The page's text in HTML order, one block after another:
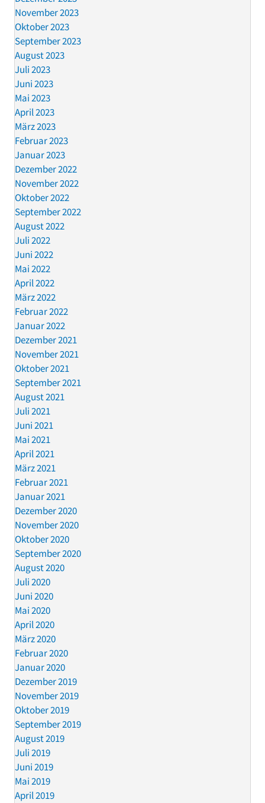
November 2023
Oktober 2023
September 2023
August 2023
Juli 2023
Juni 2023
Mai 2023
April 2023
März 2023
Februar 2023
Januar 2023
Dezember 2022
November 2022
Oktober 2022
September 2022
August 2022
Juli 2022
Juni 2022
Mai 2022
April 2022
März 2022
Februar 2022
Januar 2022
Dezember 2021
November 2021
Oktober 2021
September 2021
August 2021
Juli 2021
Juni 2021
Mai 2021
April 2021
März 2021
Februar 2021
Januar 2021
Dezember 2020
November 2020
Oktober 2020
September 2020
August 2020
Juli 2020
Juni 2020
Mai 2020
April 2020
März 2020
Februar 2020
Januar 2020
Dezember 2019
November 2019
Oktober 2019
September 2019
August 2019
Juli 2019
Juni 2019
Mai 2019
April 2019